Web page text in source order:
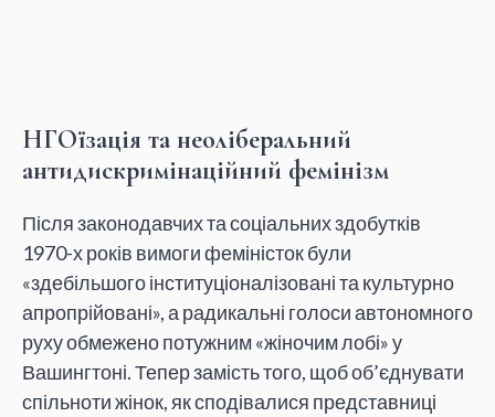
НГОїзація та неоліберальний
антидискримінаційний фемінізм
Після законодавчих та соціальних здобутків
1970-х років вимоги феміністок були
«здебільшого інституціоналізовані та культурно
апропрійовані», а радикальні голоси автономного
руху обмежено потужним «жіночим лобі» у
Вашингтоні. Тепер замість того, щоб об’єднувати
спільноти жінок, як сподівалися представниці